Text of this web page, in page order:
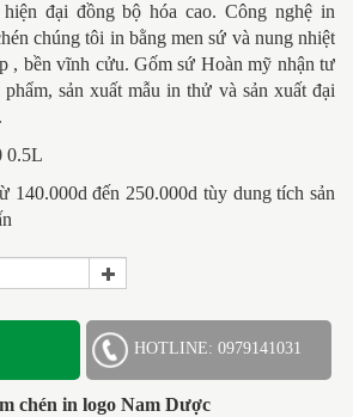
đại đồng bộ hóa cao. Công nghệ in
chúng tôi in bằng men sứ và nung nhiệt
, bền vĩnh cửu. Gốm sứ Hoàn mỹ nhận tư
sản xuất mẫu in thử và sản xuất đại
0.5L
140.000d đến 250.000d tùy dung tích sản
HOTLINE: 0979141031
chén in logo Nam Dược